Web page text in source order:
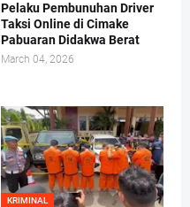
Pelaku Pembunuhan Driver
Taksi Online di Cimake
Pabuaran Didakwa Berat
March 04, 2026
KRIMINAL